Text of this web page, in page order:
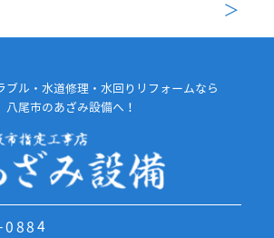
ブル・水道修理・水回りリフォームなら
八尾市のあざみ設備へ！
0884